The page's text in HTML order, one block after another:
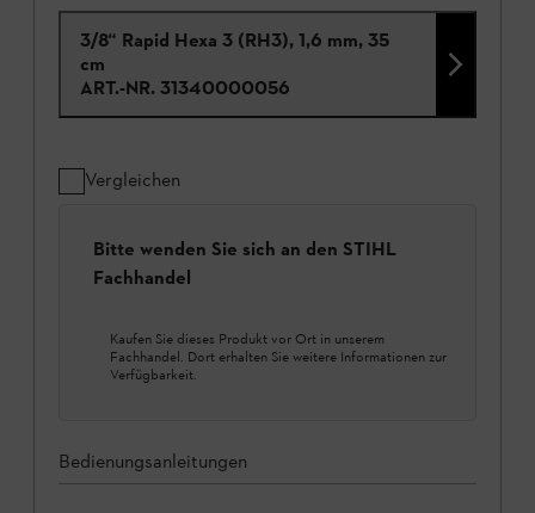
3/8“ Rapid Hexa 3 (RH3), 1,6 mm, 35
cm
ART.-NR. 31340000056
Vergleichen
Bitte wenden Sie sich an den STIHL
Fachhandel
Kaufen Sie dieses Produkt vor Ort in unserem
Fachhandel. Dort erhalten Sie weitere Informationen zur
Verfügbarkeit.
Bedienungsanleitungen